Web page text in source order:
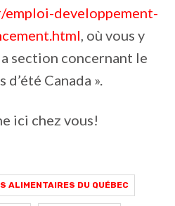
emploi-developpement-
, où vous y
section concernant le
Canada ».
ici chez vous!
ALIMENTAIRES DU QUÉBEC